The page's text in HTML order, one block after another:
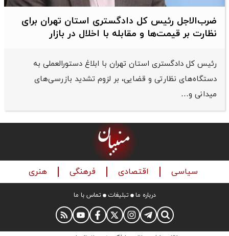
ضرب‌الاجل رئیس کل دادگستری استان تهران برای
نظارت بر قیمت‌ها و مقابله با اخلال در بازار
رئیس کل دادگستری استان تهران با ابلاغ دستورالعملی به
دستگاه‌های نظارتی و قضایی، بر لزوم تشدید بازرسی‌های
میدانی و…
سیاسی اقتصادی فرهنگی هنری
درباره ما تبلیغات تماس با ما